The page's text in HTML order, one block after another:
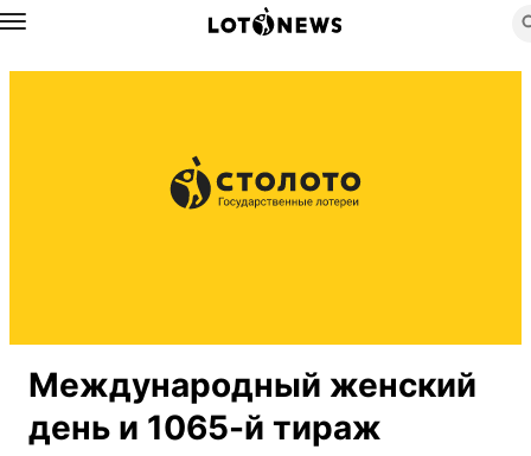
Назад
Международный женский
день и 1065-й тираж